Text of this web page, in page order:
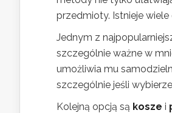
przedmioty. Istnieje
Jednym z
szczególnie ważne w
umożliwia mu
szczególnie jeśli
Kolejną opcją są kosze i